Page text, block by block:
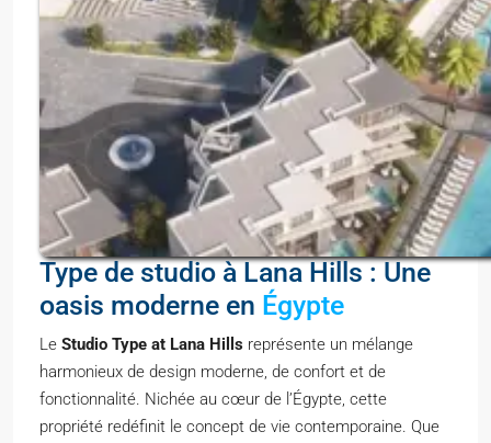
Type de studio à Lana Hills : Une
oasis moderne en Égypte
Le Studio Type at Lana Hills représente un mélange
harmonieux de design moderne, de confort et de
fonctionnalité. Nichée au cœur de l’Égypte, cette
propriété redéfinit le concept de vie contemporaine. Que